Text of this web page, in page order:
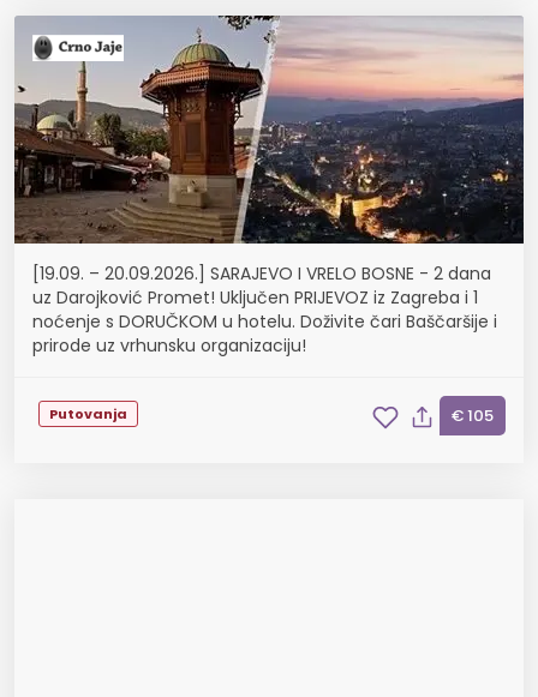
[19.09. – 20.09.2026.] SARAJEVO I VRELO BOSNE - 2 dana
uz Darojković Promet! Uključen PRIJEVOZ iz Zagreba i 1
noćenje s DORUČKOM u hotelu. Doživite čari Baščaršije i
prirode uz vrhunsku organizaciju!
Putovanja € 105